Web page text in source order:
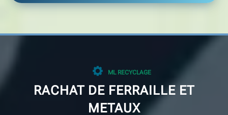
ML RECYCLAGE
RACHAT DE FERRAILLE ET
METAUX